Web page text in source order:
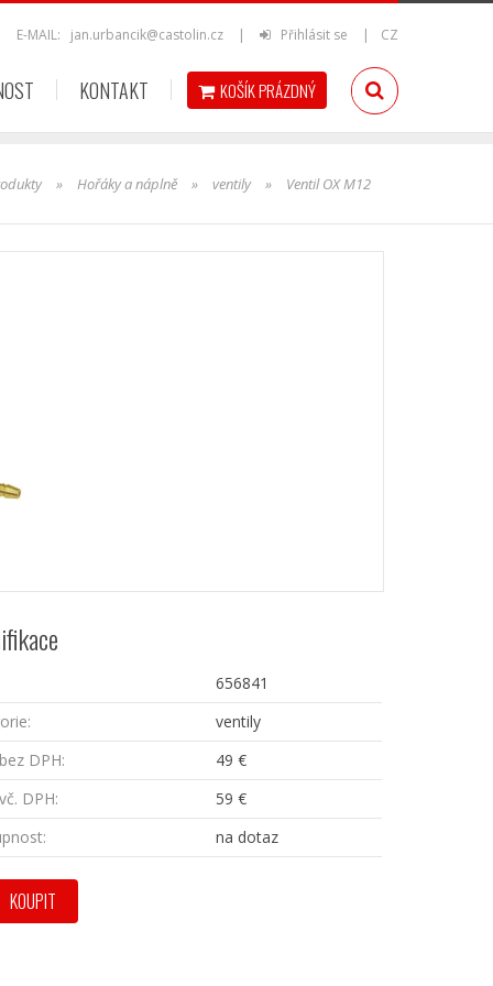
E-MAIL: jan.urbancik@castolin.cz | Přihlásit se | CZ
KONTAKT KOŠÍKPRÁZDNÝ
» Hořáky a náplně » ventily » Ventil OX M12
656841
ventily
DPH:
49 €
DPH:
59 €
na dotaz
KOUPIT